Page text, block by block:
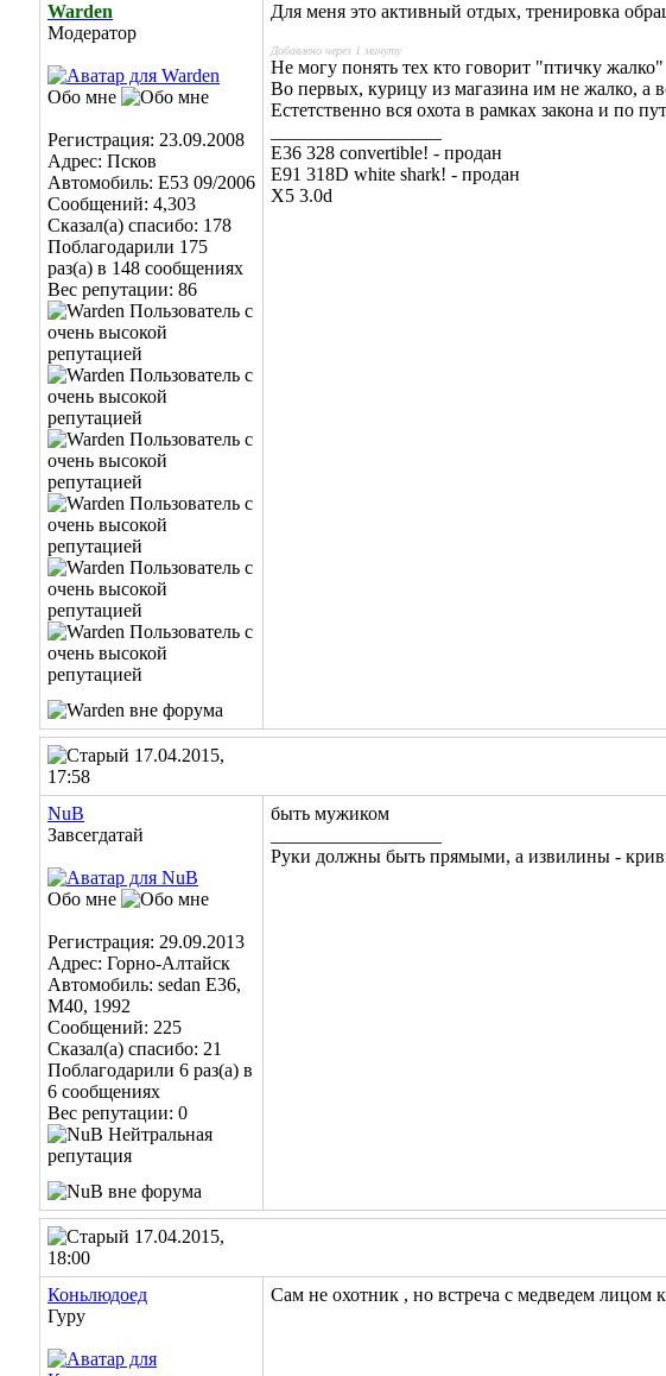
Warden
Модератор
Обо мне
Регистрация: 23.09.2008
Адрес: Псков
Автомобиль: E53 09/2006
Сообщений: 4,303
Сказал(а) спасибо: 178
Поблагодарили 175
раз(а) в 148 сообщениях
Вес репутации: 86
Для меня это активный отдых, тренировка
Добавлено через 1 минуту
Не могу понять тех кто говорит "птичку жалко"
Во первых, курицу из магазина им не жалко, а
Естетственно вся охота в рамках закона и по
E36 328 convertible! - продан
E91 318D white shark! - продан
X5 3.0d
17.04.2015,
17:58
NuB
Завсегдатай
Обо мне
Регистрация: 29.09.2013
Адрес: Горно-Алтайск
Автомобиль: sedan E36,
M40, 1992
Сообщений: 225
Сказал(а) спасибо: 21
Поблагодарили 6 раз(а) в
6 сообщениях
Вес репутации: 0
быть мужиком
Руки должны быть прямыми, а извилины -
17.04.2015,
18:00
Коньлюдоед
Гуру
Сам не охотник , но встреча с медведем лицом